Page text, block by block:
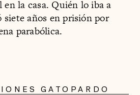
la casa. Quién lo iba a
siete años en prisión por
parabólica.
GATOPARDO